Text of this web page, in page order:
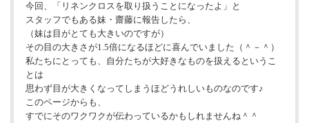
今回、「リネンクロスを取り扱うことになったよ」と
スタッフでもある妹・齋藤に報告したら、
（妹は目がとても大きいのですが）
その目の大きさが1.5倍になるほどに喜んでいました（＾－＾）
私たちにとっても、自分たちが大好きなものを扱えるというこ
とは
思わず目が大きくなってしまうほどうれしいものなのです♪
このページからも、
すでにそのワクワクが伝わっているかもしれませんね＾＾